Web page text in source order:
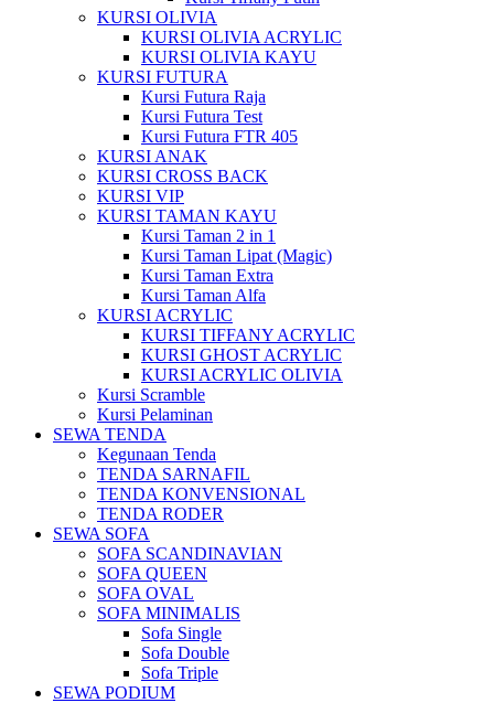
KURSI OLIVIA
KURSI OLIVIA ACRYLIC
KURSI OLIVIA KAYU
KURSI FUTURA
Kursi Futura Raja
Kursi Futura Test
Kursi Futura FTR 405
KURSI ANAK
KURSI CROSS BACK
KURSI VIP
KURSI TAMAN KAYU
Kursi Taman 2 in 1
Kursi Taman Lipat (Magic)
Kursi Taman Extra
Kursi Taman Alfa
KURSI ACRYLIC
KURSI TIFFANY ACRYLIC
KURSI GHOST ACRYLIC
KURSI ACRYLIC OLIVIA
Kursi Scramble
Kursi Pelaminan
SEWA TENDA
Kegunaan Tenda
TENDA SARNAFIL
TENDA KONVENSIONAL
TENDA RODER
SEWA SOFA
SOFA SCANDINAVIAN
SOFA QUEEN
SOFA OVAL
SOFA MINIMALIS
Sofa Single
Sofa Double
Sofa Triple
SEWA PODIUM